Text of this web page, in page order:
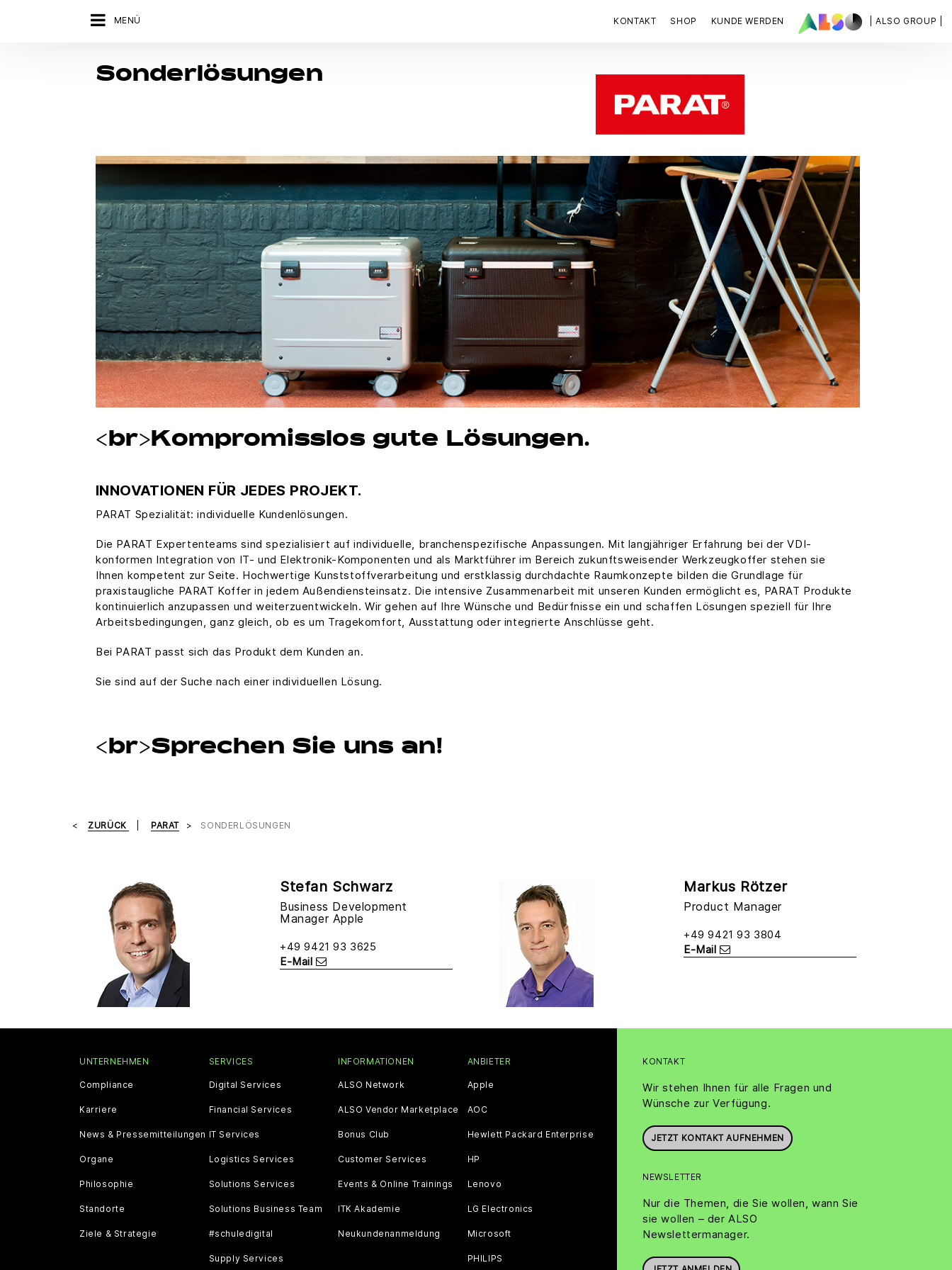
MENÜ | ALSO GROUP |
KONTAKT SHOP KUNDE WERDEN
Sonderlösungen
<br>Kompromisslos gute Lösungen.
INNOVATIONEN FÜR JEDES PROJEKT.
PARAT Spezialität: individuelle Kundenlösungen.
Die PARAT Expertenteams sind spezialisiert auf individuelle, branchenspezifische Anpassungen. Mit langjähriger Erfahrung bei der VDI-
konformen Integration von IT- und Elektronik-Komponenten und als Marktführer im Bereich zukunftsweisender Werkzeugkoffer stehen sie
Ihnen kompetent zur Seite. Hochwertige Kunststoffverarbeitung und erstklassig durchdachte Raumkonzepte bilden die Grundlage für
praxistaugliche PARAT Koffer in jedem Außendiensteinsatz. Die intensive Zusammenarbeit mit unseren Kunden ermöglicht es, PARAT Produkte
kontinuierlich anzupassen und weiterzuentwickeln. Wir gehen auf Ihre Wünsche und Bedürfnisse ein und schaffen Lösungen speziell für Ihre
Arbeitsbedingungen, ganz gleich, ob es um Tragekomfort, Ausstattung oder integrierte Anschlüsse geht.
Bei PARAT passt sich das Produkt dem Kunden an.
Sie sind auf der Suche nach einer individuellen Lösung.
<br>Sprechen Sie uns an!
ZURÜCK PARAT SONDERLÖSUNGEN
Stefan Schwarz
Business Development
Manager Apple
+49 9421 93 3625
E-Mail
Markus Rötzer
Product Manager
+49 9421 93 3804
E-Mail
KONTAKT
Wir stehen Ihnen für alle Fragen und
Wünsche zur Verfügung.
JETZT KONTAKT AUFNEHMEN
NEWSLETTER
Nur die Themen, die Sie wollen, wann Sie
sie wollen – der ALSO
Newslettermanager.
UNTERNEHMEN
Compliance
Karriere
News & Pressemitteilungen
Organe
Philosophie
Standorte
Ziele & Strategie
SERVICES
Digital Services
Financial Services
IT Services
Logistics Services
Solutions Services
Solutions Business Team
#schuledigital
Supply Services
INFORMATIONEN
ALSO Network
ALSO Vendor Marketplace
Bonus Club
Customer Services
Events & Online Trainings
ITK Akademie
Neukundenanmeldung
ANBIETER
Apple
AOC
Hewlett Packard Enterprise
HP
Lenovo
LG Electronics
Microsoft
PHILIPS